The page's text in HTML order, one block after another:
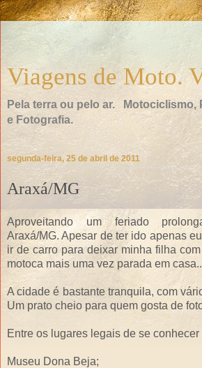
Viagens de Moto.
Pela terra ou pelo ar. Motociclismo,
e Fotografia.
segunda-feira, 25 de abril de 2011
Araxá/MG
Aproveitando um feriado
Araxá/MG. Apesar de ter ido apenas
ir de carro para deixar minha filha
motoca mais uma vez parada em
A cidade é bastante tranquila, com
Um prato cheio para quem gosta de
Entre os lugares legais de se conhecer
Museu Dona Beja;